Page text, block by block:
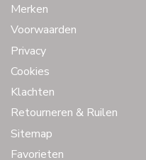
Merken
Voorwaarden
Privacy
Cookies
Klachten
Retourneren & Ruilen
Sitemap
Favorieten